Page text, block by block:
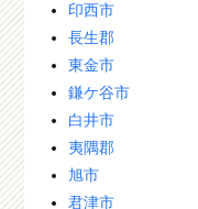
印西市
長生郡
東金市
鎌ケ谷市
白井市
夷隅郡
旭市
君津市